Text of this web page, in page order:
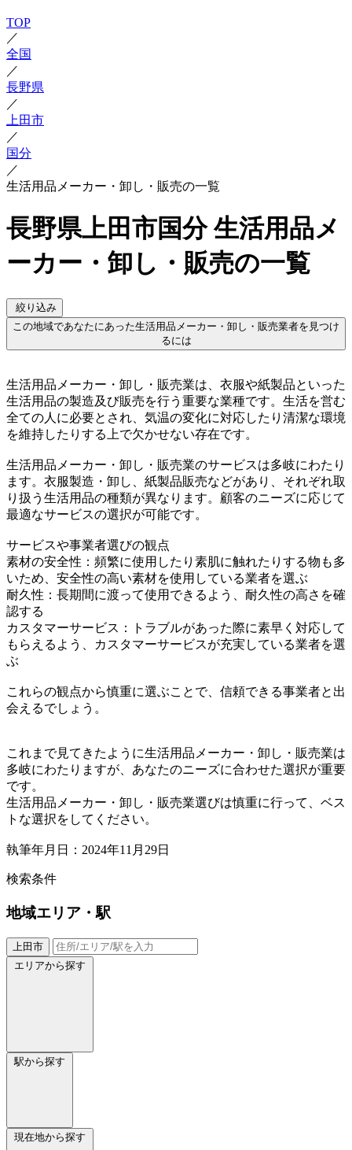
TOP
／
全国
／
長野県
／
上田市
／
国分
／
生活用品メーカー・卸し・販売の一覧
長野県上田市国分 生活用品メ
ーカー・卸し・販売の一覧
絞り込み
この地域であなたにあった生活用品メーカー・卸し・販売業者を見つけ
るには
生活用品メーカー・卸し・販売業は、衣服や紙製品といった
生活用品の製造及び販売を行う重要な業種です。生活を営む
全ての人に必要とされ、気温の変化に対応したり清潔な環境
を維持したりする上で欠かせない存在です。
生活用品メーカー・卸し・販売業のサービスは多岐にわたり
ます。衣服製造・卸し、紙製品販売などがあり、それぞれ取
り扱う生活用品の種類が異なります。顧客のニーズに応じて
最適なサービスの選択が可能です。
サービスや事業者選びの観点
素材の安全性：頻繁に使用したり素肌に触れたりする物も多
いため、安全性の高い素材を使用している業者を選ぶ
耐久性：長期間に渡って使用できるよう、耐久性の高さを確
認する
カスタマーサービス：トラブルがあった際に素早く対応して
もらえるよう、カスタマーサービスが充実している業者を選
ぶ
これらの観点から慎重に選ぶことで、信頼できる事業者と出
会えるでしょう。
これまで見てきたように生活用品メーカー・卸し・販売業は
多岐にわたりますが、あなたのニーズに合わせた選択が重要
です。
生活用品メーカー・卸し・販売業選びは慎重に行って、ベス
トな選択をしてください。
執筆年月日：2024年11月29日
検索条件
地域エリア・駅
上田市
エリアから探す
駅から探す
現在地から探す